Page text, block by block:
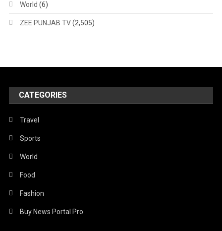
World (6)
ZEE PUNJAB TV(2,505)
CATEGORIES
Travel
Sports
World
Food
Fashion
Buy News Portal Pro